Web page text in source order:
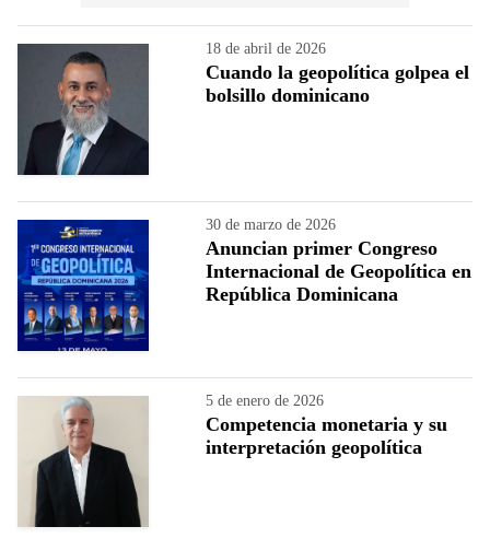
18 de abril de 2026
Cuando la geopolítica golpea el
bolsillo dominicano
30 de marzo de 2026
Anuncian primer Congreso
Internacional de Geopolítica en
República Dominicana
5 de enero de 2026
Competencia monetaria y su
interpretación geopolítica